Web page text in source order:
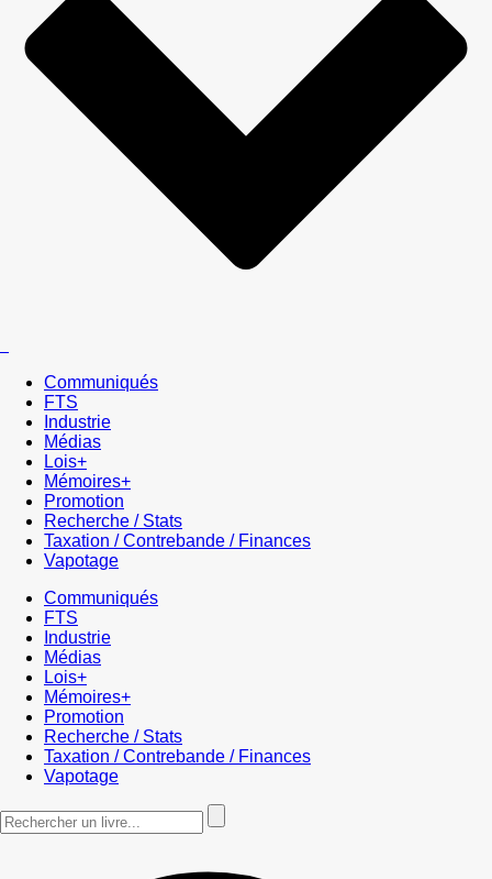
Communiqués
FTS
Industrie
Médias
Lois+
Mémoires+
Promotion
Recherche / Stats
Taxation / Contrebande / Finances
Vapotage
Communiqués
FTS
Industrie
Médias
Lois+
Mémoires+
Promotion
Recherche / Stats
Taxation / Contrebande / Finances
Vapotage